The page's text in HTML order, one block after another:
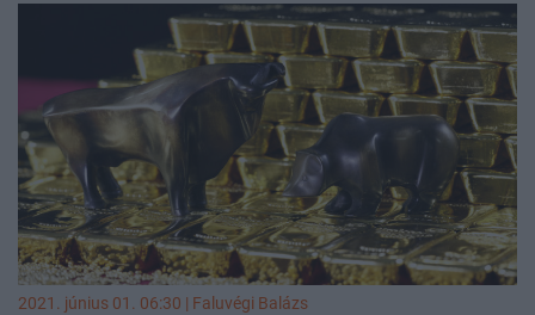
kamatdöntő ülést. Az EKB döntéshozói az előző napokban
egymásra licitálva nyilatkoztak úgy, hogy fenn kívánják
tartani a laza monetáris kondíciókat, a kérdés az, hogy az
EKB-nak a májusi inflációs adatra milyen reakciót kell
adnia. Az ING Bank közgazdászai szerint jelenleg még nem
várható fordulat, de az igazán fontos kérdésre csak
hónapok múlva kapunk választ.
2021. június 01. 06:30 | Faluvégi Balázs